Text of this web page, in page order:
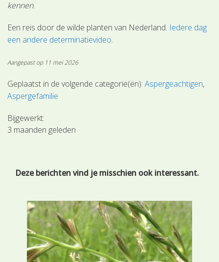
kennen.
Een reis door de wilde planten van Nederland. Iedere dag
een andere determinatievideo.
Aangepast op 11 mei 2026
Geplaatst in de volgende categorie(ën):Aspergeachtigen
Aspergefamilie
Bijgewerkt:
3 maanden geleden
Deze berichten vind je misschien ook interessant.